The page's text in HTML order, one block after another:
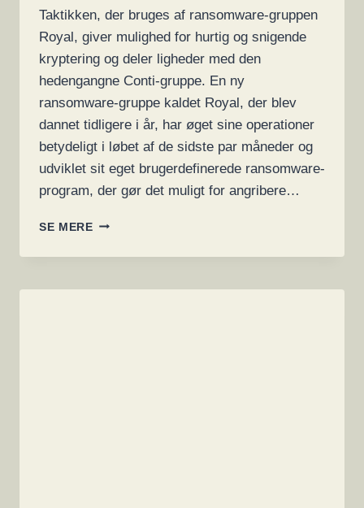
Taktikken, der bruges af ransomware-gruppen
Royal, giver mulighed for hurtig og snigende
kryptering og deler ligheder med den
hedengangne Conti-gruppe. En ny
ransomware-gruppe kaldet Royal, der blev
dannet tidligere i år, har øget sine operationer
betydeligt i løbet af de sidste par måneder og
udviklet sit eget brugerdefinerede ransomware-
program, der gør det muligt for angribere…
SE MERENY
RANSOMWARE-
UNDGÅR